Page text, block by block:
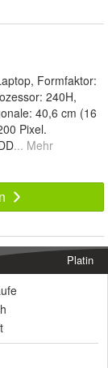
Formfaktor:
240H,
40,6 cm (16
Pixel.
... Mehr
Platin